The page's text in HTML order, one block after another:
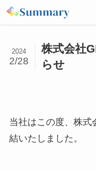
株式会社
らせ
2024
2/28
当社はこの度、株式
結いたしました。